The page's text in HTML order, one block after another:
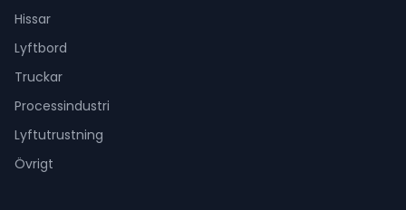
Hissar
Lyftbord
Truckar
Processindustri
Lyftutrustning
Övrigt